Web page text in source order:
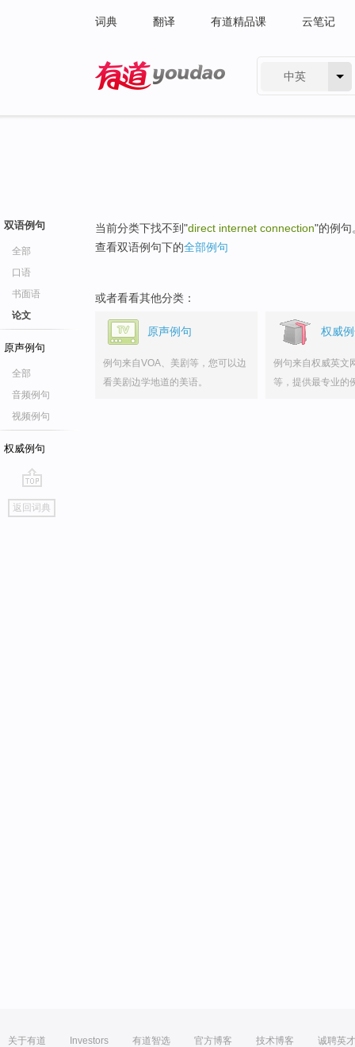
词典 翻译 有道精品课 云笔记
中英
双语例句
全部
口语
书面语
论文
原声例句
全部
音频例句
视频例句
权威例句
go
top
返回词典
当前分类下找不到"direct internet connection"的例句
查看双语例句下的全部例句
或者看看其他分类：
原声例句
例句来自VOA、美剧等，您可以边
看美剧边学地道的美语。
权威
例句来自权威英文
等，提供最专业的
关于有道 Investors 有道智选 官方博客 技术博客 诚聘英才